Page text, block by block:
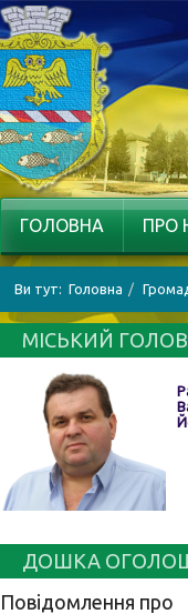
ГОЛОВНА ПРО
Ви тут: Головна
МІСЬКИЙ
ДОШКА
Повідомлення про